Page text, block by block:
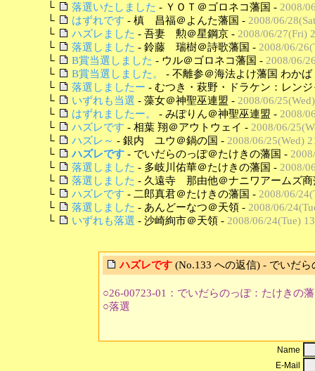
└
落選いたしました - ＹＯＴ＠ゴロネコ藩国 - 2008/
└
はずれです - 槙 昌福＠よんた藩国 - 2008/06/
└
ハズレました - 吾妻 勲＠星鋼京 - 2008/06/27(Fri)
└
落選しました - 鈴藤 瑞樹＠詩歌藩国 - 2008/06/
└
B賞当選しました - ウル＠ゴロネコ藩国 - 2008/06/
└
B賞当選しました。
- 不離参＠海法よけ藩国 わか
└
落選しましたー - むつき・萩野・ドラケン：レン
└
いずれも当選 - 藻女＠神聖巫連盟 - 2008/06/
└
はずれましたー。 - みぽりん＠神聖巫連盟 - 2008/
└
ハズレです - 相葉 翔＠アウトウェイ - 2008/06/
└
ハズレ～ - 銀内 ユウ＠鍋の国 - 2008/06/25(Wed)
└
ハズレです - でいだらのっぽ＠たけきの藩国 -
└
落選しました - 多岐川佑華＠たけきの藩国 - 2008/
└
落選しました - 久遠寺 那由他＠ナニワアームズ
└
ハズレです - 二郎真君＠たけきの藩国 - 2008/06/
└
落選しました - あんどーなつ＠天領 - 2008/06/
└
いずれも落選 - 沙崎絢市＠天領 - 2008/06/24(Tue)
ハズレです (No.133 への返信) - でいだ
○26-00723-01：でいだらのっぽ：たけきの
○落選
Name
E-Mail